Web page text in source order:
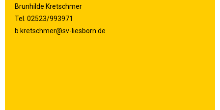
Brunhilde Kretschmer
Tel. 02523/993971
b.kretschmer@sv-liesborn.de